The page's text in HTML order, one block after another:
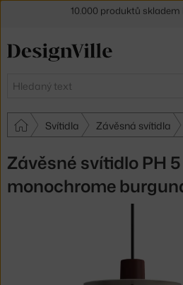
Hledat
Svítidla Závěsná svítidla
Závěsné svítidlo PH
monochrome
30 dní na